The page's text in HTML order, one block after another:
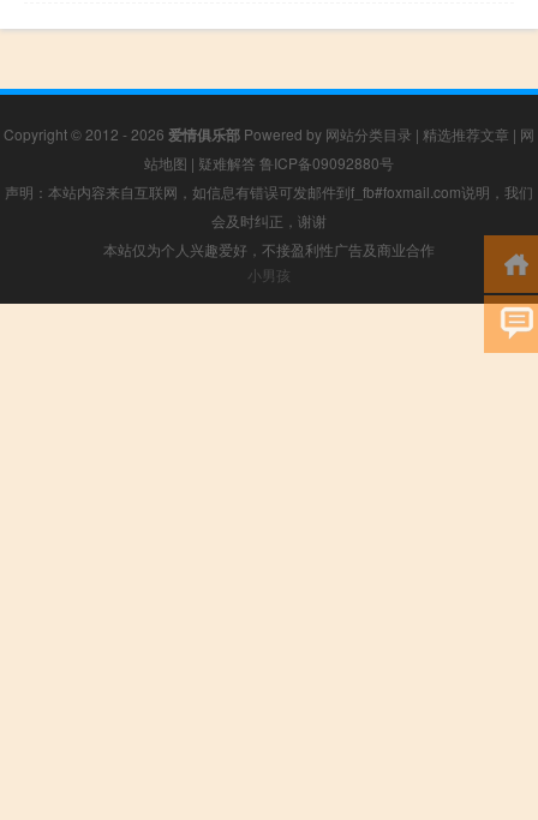
Copyright © 2012 - 2026 爱情俱乐部 Powered by 网站分类目录 | 精选推荐文章 | 网
站地图 | 疑难解答 鲁ICP备09092880号
声明：本站内容来自互联网，如信息有错误可发邮件到f_fb#foxmail.com说明，我们
会及时纠正，谢谢
本站仅为个人兴趣爱好，不接盈利性广告及商业合作
小男孩